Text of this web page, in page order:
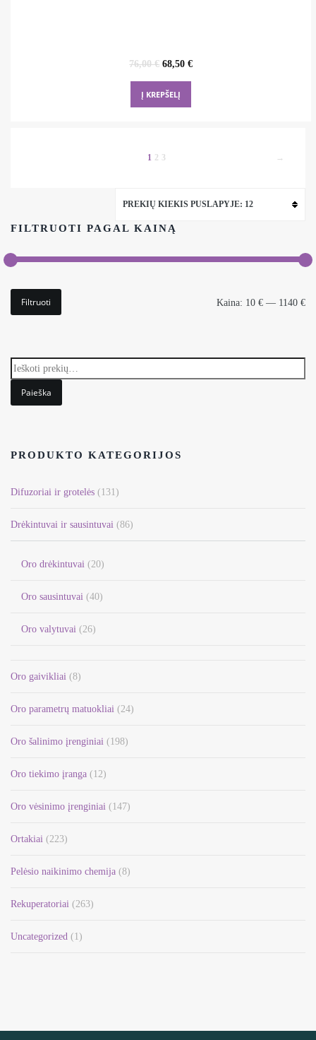
76,00€ Original
was:
76,00 €.
68,50€Current
Į KREPŠELĮ
1 2 3 →
PREKIŲ KIEKIS PUSLAPYJE: 12
FILTRUOTI PAGAL KAINĄ
Min
kaina
Maks
kaina
Filtruoti Kaina: 10 € — 1140 €
Paieška
PRODUKTO KATEGORIJOS
Difuzoriai ir grotelės (131)
Drėkintuvai ir sausintuvai (86)
Oro drėkintuvai (20)
Oro sausintuvai (40)
Oro valytuvai (26)
Oro gaivikliai (8)
Oro parametrų matuokliai (24)
Oro šalinimo įrenginiai (198)
Oro tiekimo įranga (12)
Oro vėsinimo įrenginiai (147)
Ortakiai (223)
Pelėsio naikinimo chemija (8)
Rekuperatoriai (263)
Uncategorized (1)